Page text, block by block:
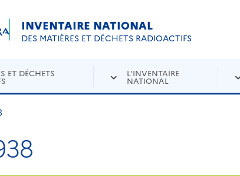
INVENTAIRE NATIONAL
DES MATIÈRES ET DÉCHETS RADIOACTIFS
ET DÉCHETS L'INVENTAIRE
NATIONAL